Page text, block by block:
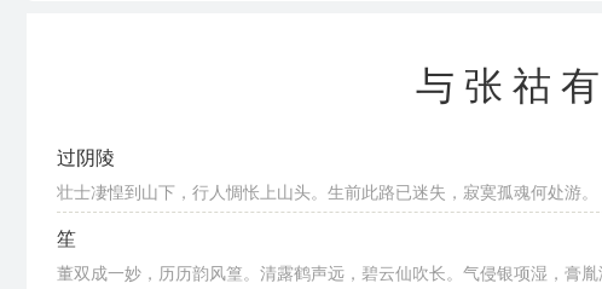
与张祜
过阴陵
壮士凄惶到山下，行人惆怅上山头。生前此路已迷失，寂寞孤魂何处游。
笙
董双成一妙，历历韵风篁。清露鹤声远，碧云仙吹长。气侵银项湿，膏